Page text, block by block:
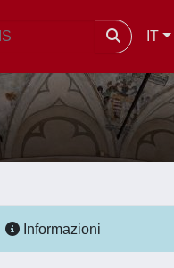
IT
Informazioni